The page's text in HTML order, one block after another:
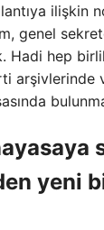
ilişkin
genel
Hadi hep
arşivlerinde
yeni